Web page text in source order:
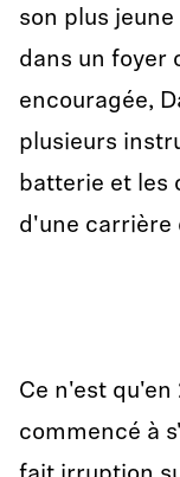
son plus
dans un foyer
encouragée,
plusieurs
batterie et les
d'une carrière
Ce n'est qu'en
commencé à